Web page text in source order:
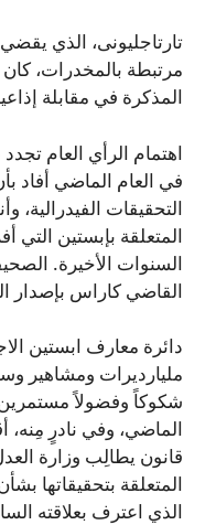
تارتاجليونى، الذي
مرتبطة بالمخدرات،
المذكرة في مقابلة
اهتمام الرأي العام
في العام الماضي أفاد
التحقيقات الفيدرالية،
المتعلقة بإبستين التي
السنوات الأخيرة.
القاضي كاراس بإصدار
دائرة معارف ابستين
مليارديرات ومشاهير
شكوكاً وفضولاً
الماضي، وفي نادرٍ
قانون يطالِب وزارة
المتعلقة بتحقيقاتها
الذي اعترف بعلاقته